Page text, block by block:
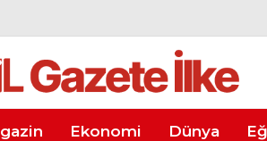
Ekonomi Dünya